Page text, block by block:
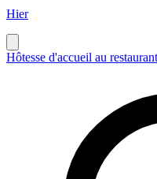
Hier
Hôtesse d'accueil au